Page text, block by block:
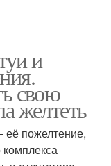
и
свою
желтеть
её пожелтение,
комплекса